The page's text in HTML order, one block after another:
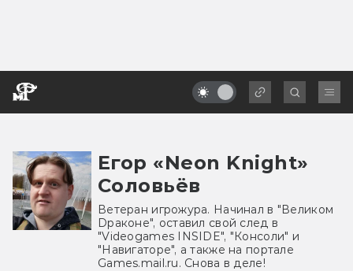
Егор «Neon Knight»
Соловьёв
Ветеран игрожура. Начинал в "Великом
Dраконе", оставил свой след в
"Videogames INSIDE", "Консоли" и
"Навигаторе", а также на портале
Games.mail.ru. Снова в деле!